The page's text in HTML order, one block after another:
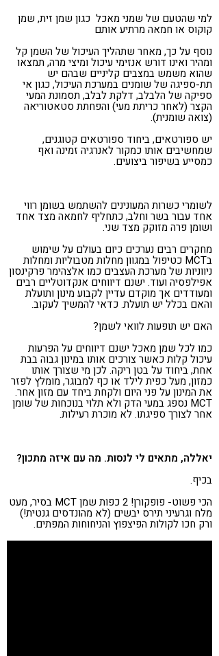
למי שהטעם של שמני מאכל כגון שמן זית, שמן
קוקוס או חמאה מרתיע אותם
נוסף על כך, מאחר שתהליך העיכול של השמן קל
ומהיר ואינו דורש אנזימי עיכול ומיצי מרה, תמצאו
שהוא משמש במצבים קליניים שבהם יש
תת-ספיגה של שומנים במערכת העיכול, כגון אי
ספיקה של הלבלב, דלקת לבלב, תסמונת המעי
הקצר (לאחר כריתת מעי) והפחתת סטאטוריאה
(צואה שומנית).
יש ספורטאים, ביחוד ספורטאים קטוגנים,
שמחשיבים אותו כמקור לאנרגיה זמינה ואף
כמסייע בשיפור ביצועים.
לשומרי כשרות המעונינים להשתמש בשומן רווי
אחד עבור בשר וחלב, כתחליף לחמאה מצד אחד
ושומן פרה מזוקק מצד שני.
מחקרים רבים נערכים כיום בעולם על שימוש
בMCT כטיפול במגוון מחלות מטבוליות ומחלות
ניווניות של מערכת העצבים כמו אלצהימר פרקינסון
אפילפסיה ועוד. ישנם דיווחים אנקדוטליים רבים
ומעודדים אך מוקדם עדיין לקבוע מינון ותועלת
והאם בכלל יש תועלת. כדאי להמשיך לעקוב.
האם יש תופעות לוואי לשמן?
כמו לכל שמן מאכל ישנם דיווחים על הפרעות
עיכול קלות כאשר צורכים אותו במינון גבוה בבת
אחת, ביחוד על בטן ריקה. לכן מי שצורך אותו
כמזון, מעל כפית לילד או כף למבוגר, מומלץ לפזר
את המינון על פני היום ולקחת ביחד עם מזון אחר.
MCT נספג במעי הדק ולא תלוי בנוכחות של שומן
אחר לצורך ספיגתו. לא מוכרת רעילות.
יאללה, מתאים לי לנסות. מה עם איזה מתכון?
בכיף.
הכי פשוט- פופקורן! 2 כפות שמן MCT בסיר, מעט
מלח וגרעיני תירס יבשים (לא מהונדסים גנטית!)
ורק חכו לקולות הפיצפוץ והניחוחות המפתים.